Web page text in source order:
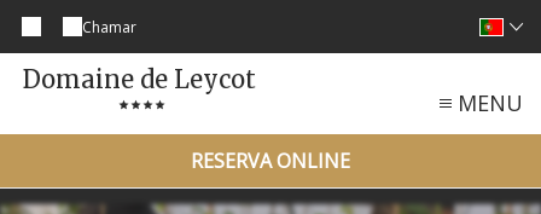
Chamar
Domaine de Leycot
MENU
RESERVA ONLINE